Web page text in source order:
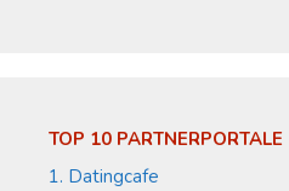
TOP 10 PARTNERPORTALE
1. Datingcafe